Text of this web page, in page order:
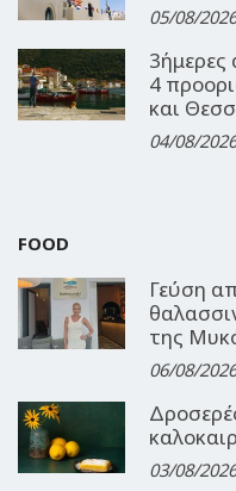
05/08/2026
3ήμερες
4
και
04/08/2026
FOOD
Γεύση
της
06/08/2026
03/08/2026